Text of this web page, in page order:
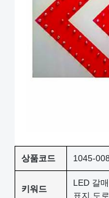
상품코드 1045-
키워드
LED 갈
표지,도